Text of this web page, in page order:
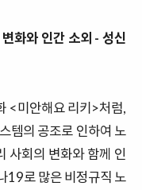
화와 인간 소외 - 성신
<미안해요 리키 >처럼,
템의 공조로 인하여 노
사회의 변화와 함께 인
19로 많은 비정규직 노